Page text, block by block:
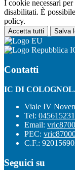
I cookie necessari
disabilitati. È
policy.
Accetta tutti Salva
Contatti
IC DI
Viale IV
Tel:
Email:
PEC:
C.F.:
Seguici su